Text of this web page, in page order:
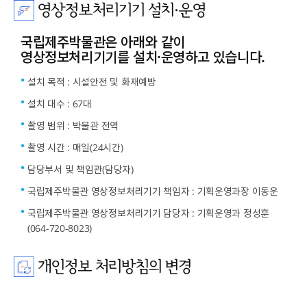
영상정보처리기기 설치·운영
국립제주박물관은 아래와 같이
영상정보처리기기를 설치·운영하고 있습니다.
설치 목적 : 시설안전 및 화재예방
설치 대수 : 67대
촬영 범위 : 박물관 전역
촬영 시간 : 매일(24시간)
담당부서 및 책임관(담당자)
국립제주박물관 영상정보처리기기 책임자 : 기획운영과장 이동운
국립제주박물관 영상정보처리기기 담당자 : 기획운영과 정성훈
(064-720-8023)
개인정보 처리방침의 변경